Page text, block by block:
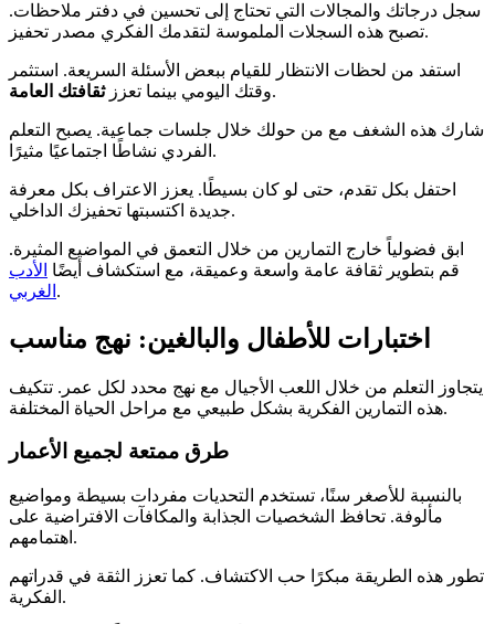
سجل درجاتك والمجالات التي تحتاج إلى تحسين في دفتر ملاحظات.
تصبح هذه السجلات الملموسة لتقدمك الفكري مصدر تحفيز.
استفد من لحظات الانتظار للقيام ببعض الأسئلة السريعة. استثمر
وقتك اليومي بينما تعززثقافتك العامة .
شارك هذه الشغف مع من حولك خلال جلسات جماعية. يصبح التعلم
الفردي نشاطًا اجتماعيًا مثيرًا.
احتفل بكل تقدم، حتى لو كان بسيطًا. يعزز الاعتراف بكل معرفة
جديدة اكتسبتها تحفيزك الداخلي.
ابق فضولياً خارج التمارين من خلال التعمق في المواضيع المثيرة.
قم بتطوير ثقافة عامة واسعة وعميقة، مع استكشاف أيضًا الأدب
الغربي .
اختبارات للأطفال والبالغين: نهج مناسب
يتجاوز التعلم من خلال اللعب الأجيال مع نهج محدد لكل عمر. تتكيف
هذه التمارين الفكرية بشكل طبيعي مع مراحل الحياة المختلفة.
طرق ممتعة لجميع الأعمار
بالنسبة للأصغر سنًا، تستخدم التحديات مفردات بسيطة ومواضيع
مألوفة. تحافظ الشخصيات الجذابة والمكافآت الافتراضية على
اهتمامهم.
تطور هذه الطريقة مبكرًا حب الاكتشاف. كما تعزز الثقة في قدراتهم
الفكرية.